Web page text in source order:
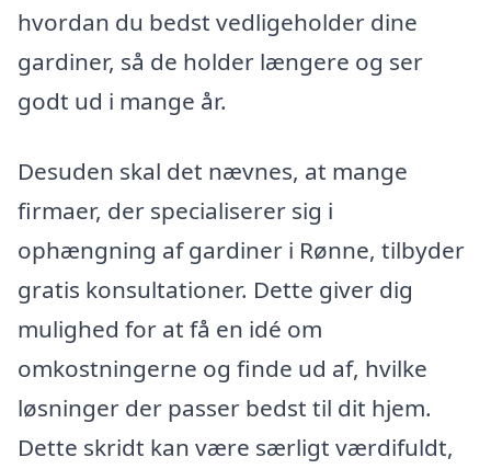
hvordan du bedst vedligeholder dine
gardiner, så de holder længere og ser
godt ud i mange år.
Desuden skal det nævnes, at mange
firmaer, der specialiserer sig i
ophængning af gardiner i Rønne, tilbyder
gratis konsultationer. Dette giver dig
mulighed for at få en idé om
omkostningerne og finde ud af, hvilke
løsninger der passer bedst til dit hjem.
Dette skridt kan være særligt værdifuldt,